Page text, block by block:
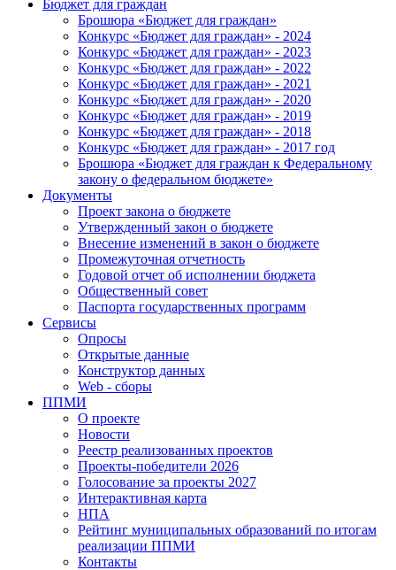
Бюджет для граждан
Брошюра «Бюджет для граждан»
Конкурс «Бюджет для граждан» - 2024
Конкурс «Бюджет для граждан» - 2023
Конкурс «Бюджет для граждан» - 2022
Конкурс «Бюджет для граждан» - 2021
Конкурс «Бюджет для граждан» - 2020
Конкурс «Бюджет для граждан» - 2019
Конкурс «Бюджет для граждан» - 2018
Конкурс «Бюджет для граждан» - 2017 год
Брошюра «Бюджет для граждан к Федеральному
закону о федеральном бюджете»
Документы
Проект закона о бюджете
Утвержденный закон о бюджете
Внесение изменений в закон о бюджете
Промежуточная отчетность
Годовой отчет об исполнении бюджета
Общественный совет
Паспорта государственных программ
Сервисы
Опросы
Открытые данные
Конструктор данных
Web - сборы
ППМИ
О проекте
Новости
Реестр реализованных проектов
Проекты-победители 2026
Голосование за проекты 2027
Интерактивная карта
НПА
Рейтинг муниципальных образований по итогам
реализации ППМИ
Контакты